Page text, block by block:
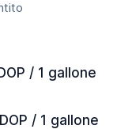
/ 1 gallone
/ 1 gallone